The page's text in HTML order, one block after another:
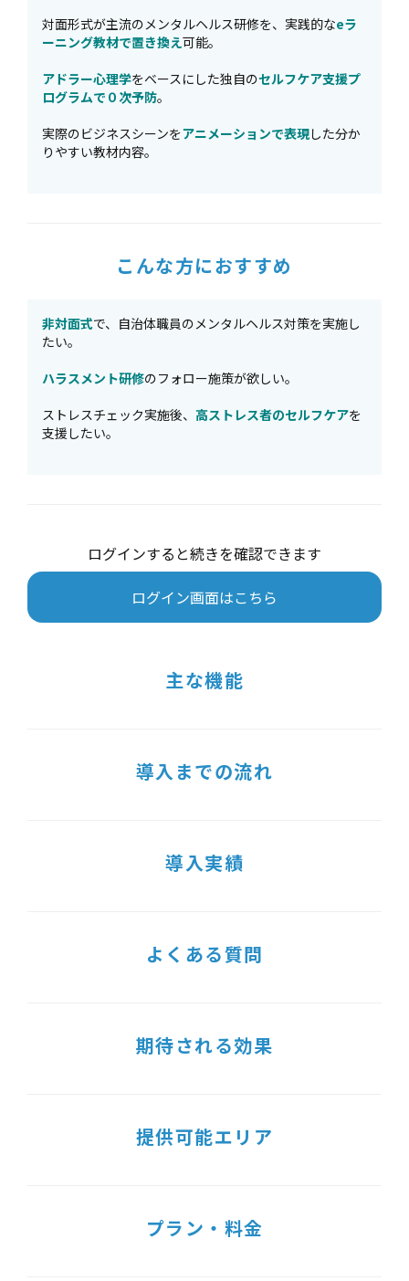
対面形式が主流のメンタルヘルス研修を、実践的なeラ
ーニング教材で置き換え可能。
アドラー心理学をベースにした独自のセルフケア支援プ
ログラムで０次予防。
実際のビジネスシーンをアニメーションで表現した分か
りやすい教材内容。
こんな方におすすめ
非対面式で、自治体職員のメンタルヘルス対策を実施し
たい。
ハラスメント研修のフォロー施策が欲しい。
ストレスチェック実施後、 高ストレス者のセルフケアを
支援したい。
ログインすると続きを確認できます
ログイン画面はこちら
主な機能
導入までの流れ
導入実績
よくある質問
期待される効果
提供可能エリア
プラン・料金